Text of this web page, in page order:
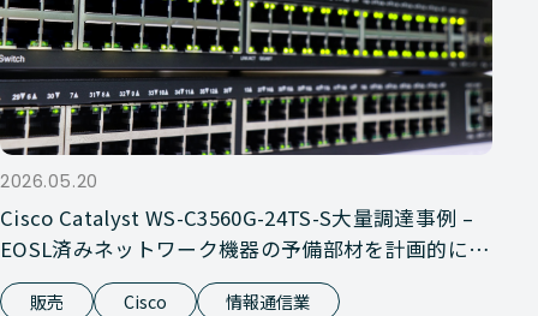
2026.05.20
Cisco Catalyst WS-C3560G-24TS-S大量調達事例 –
EOSL済みネットワーク機器の予備部材を計画的に確
保
販売 Cisco 情報通信業